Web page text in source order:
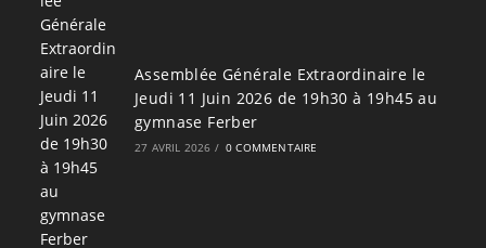
Assemblée Générale Extraordinaire le
Jeudi 11 Juin 2026 de 19h30 à 19h45 au
gymnase Ferber
27 AVRIL 2026 / 0 COMMENTAIRE